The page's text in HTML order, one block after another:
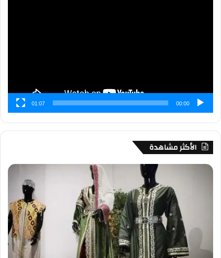
00:00
01:07
الأكثر مشاهدة